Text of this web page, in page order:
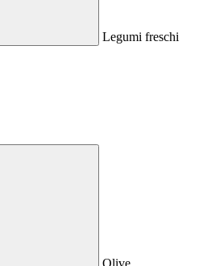
Legumi freschi
Olive